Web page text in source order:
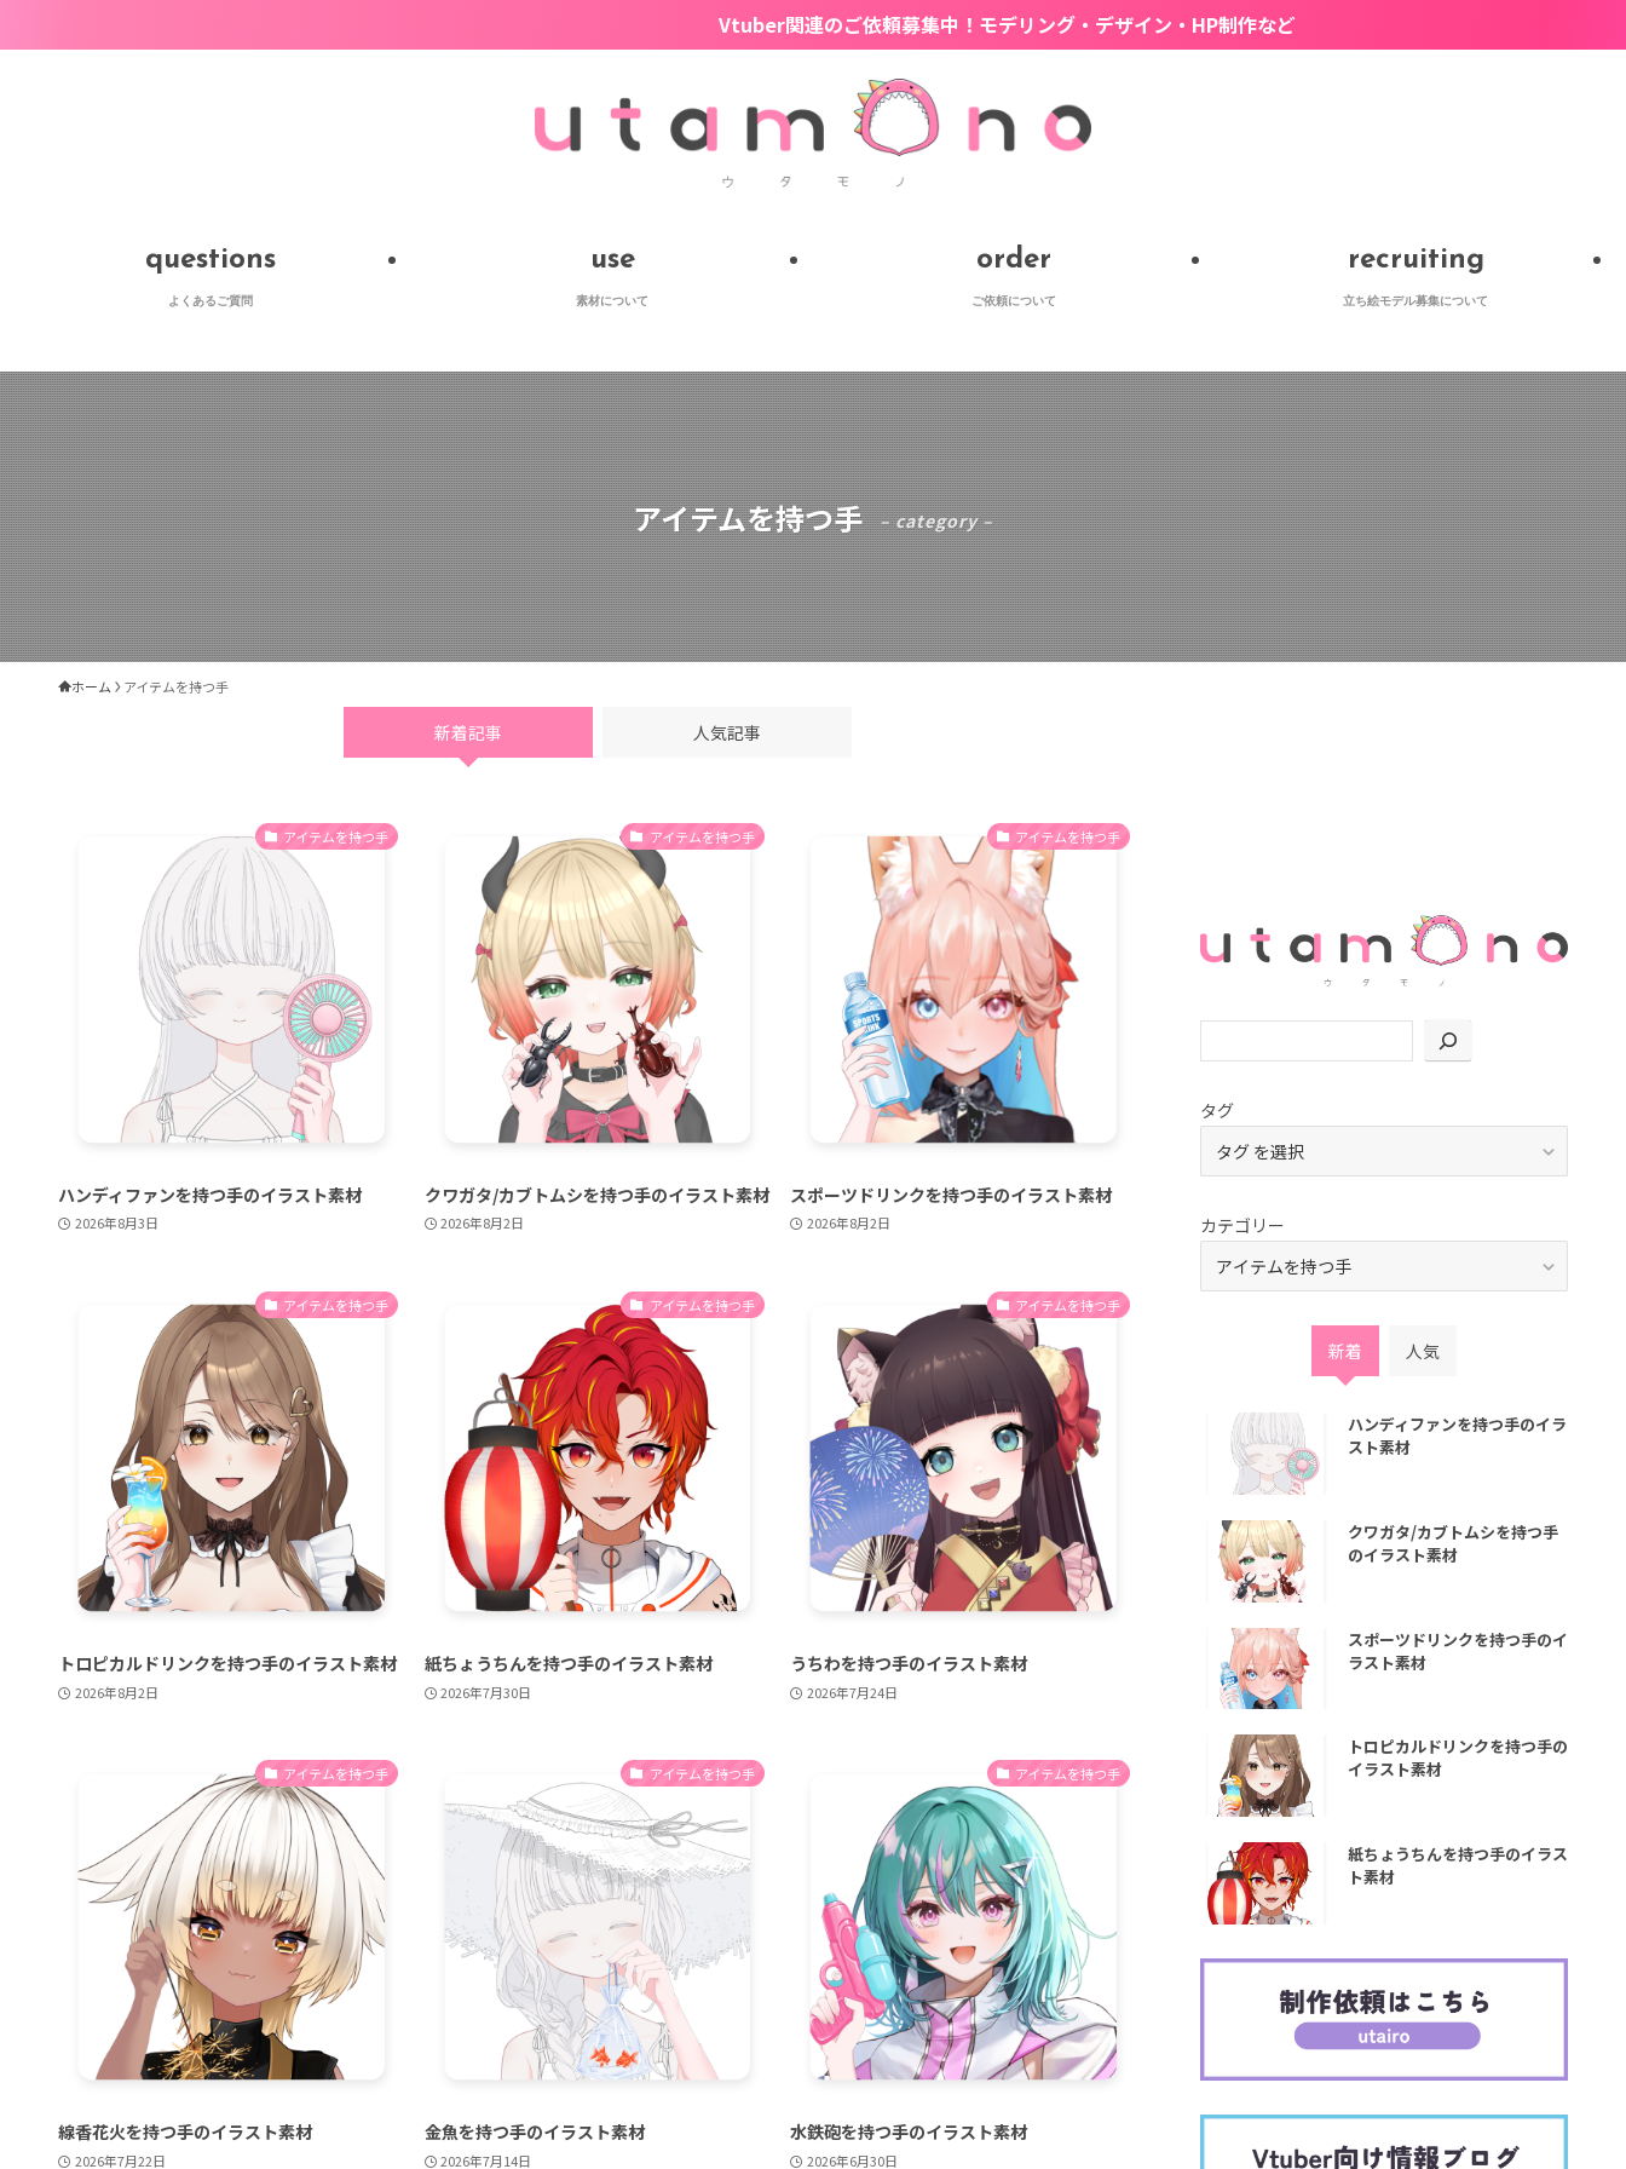
Vtuber関連のご依頼募集中！モデリング・デザイン・HP制作など
questions
よくあるご質問
use
素材について
order
ご依頼について
recruiting
立ち絵モデル募集について
アイテムを持つ手 – category –
ホーム アイテムを持つ手
新着記事 人気記事
アイテムを持つ手
ハンディファンを持つ手のイラスト素材
2026年8月3日
アイテムを持つ手
クワガタ/カブトムシを持つ手のイラスト素材
2026年8月2日
アイテムを持つ手
スポーツドリンクを持つ手のイラスト素材
2026年8月2日
アイテムを持つ手
トロピカルドリンクを持つ手のイラスト素材
2026年8月2日
アイテムを持つ手
紙ちょうちんを持つ手のイラスト素材
2026年7月30日
アイテムを持つ手
うちわを持つ手のイラスト素材
2026年7月24日
アイテムを持つ手
線香花火を持つ手のイラスト素材
2026年7月22日
アイテムを持つ手
金魚を持つ手のイラスト素材
2026年7月14日
アイテムを持つ手
水鉄砲を持つ手のイラスト素材
2026年6月30日
タグ
カテゴリー
新着 人気
ハンディファンを持つ手のイラ
スト素材
クワガタ/カブトムシを持つ手
のイラスト素材
スポーツドリンクを持つ手のイ
ラスト素材
トロピカルドリンクを持つ手の
イラスト素材
紙ちょうちんを持つ手のイラス
ト素材